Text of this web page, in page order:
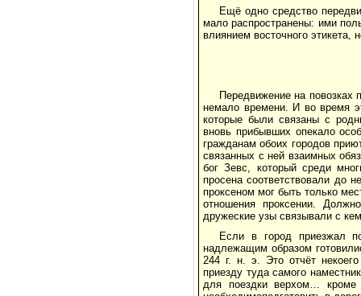
Ещё одно средство
мало распространены: ими
влиянием восточного
Передвижение на
немало времени. И во время
которые были связаны с
вновь прибывших опекало
гражданам обоих городов
связанных с ней взаимных
бог Зевс, который среди
просена соответствовали до
проксеном мог быть только
отношения проксении.
дружеские узы связывали с
Если в город приезжал
надлежащим образом
244 г. н. э. Это отчёт
приезду туда самого
для поездки верхом… кроме